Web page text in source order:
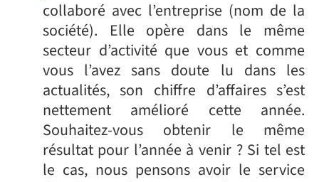
collaboré avec l’entreprise (nom de la
société). Elle opère dans le même
secteur d’activité que vous et comme
vous l’avez sans doute lu dans les
actualités, son chiffre d’affaires s’est
nettement amélioré cette année.
Souhaitez-vous obtenir le même
résultat pour l’année à venir ? Si tel est
le cas, nous pensons avoir le service